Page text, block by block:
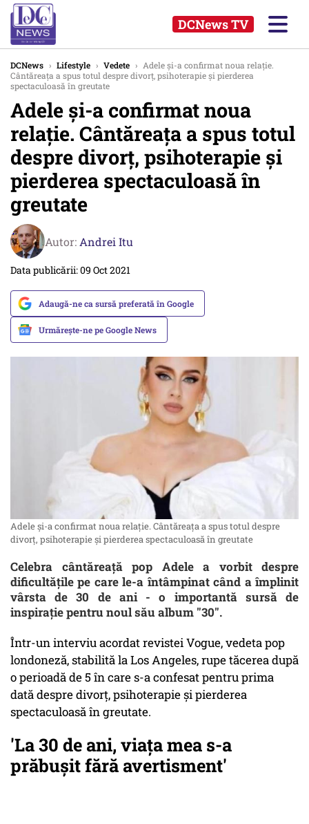
DCNews TV
DCNews › Lifestyle › Vedete › Adele și-a confirmat noua relație.
Cântăreața a spus totul despre divorț, psihoterapie şi pierderea
spectaculoasă în greutate
Adele și-a confirmat noua
relație. Cântăreața a spus totul
despre divorț, psihoterapie şi
pierderea spectaculoasă în
greutate
Autor: Andrei Itu
Data publicării: 09 Oct 2021
Adaugă-ne ca sursă preferată în Google
Urmărește-ne pe Google News
Adele și-a confirmat noua relație. Cântăreața a spus totul despre
divorț, psihoterapie şi pierderea spectaculoasă în greutate
Celebra cântăreață pop Adele a vorbit despre
dificultăţile pe care le-a întâmpinat când a împlinit
vârsta de 30 de ani - o importantă sursă de
inspiraţie pentru noul său album "30".
Într-un interviu acordat revistei Vogue, vedeta pop
londoneză, stabilită la Los Angeles, rupe tăcerea după
o perioadă de 5 în care s-a confesat pentru prima
dată despre divorţ, psihoterapie şi pierderea
spectaculoasă în greutate.
'La 30 de ani, viaţa mea s-a
prăbuşit fără avertisment'